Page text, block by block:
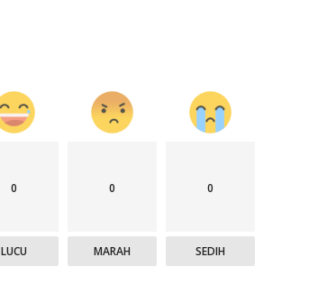
0
LUCU
0
MARAH
0
SEDIH